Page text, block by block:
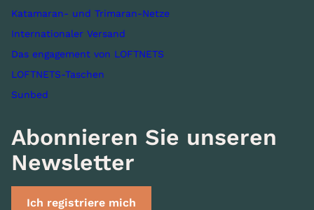
Katamaran- und Trimaran-Netze
Internationaler Versand
Das engagement von LOFTNETS
LOFTNETS-Taschen
Sunbed
Abonnieren Sie unseren
Newsletter
Ich registriere mich